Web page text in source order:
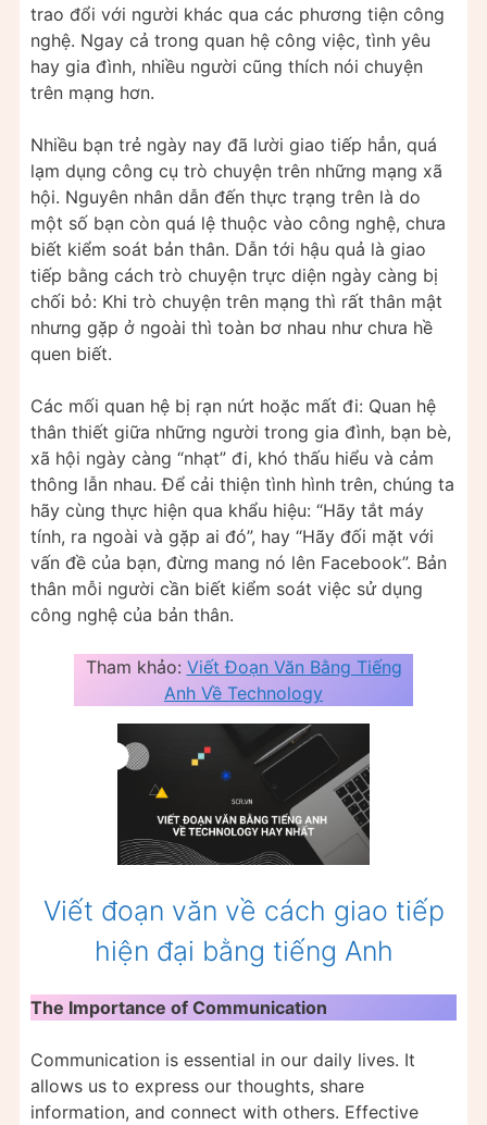
trao đổi với người khác qua các phương tiện công
nghệ. Ngay cả trong quan hệ công việc, tình yêu
hay gia đình, nhiều người cũng thích nói chuyện
trên mạng hơn.
Nhiều bạn trẻ ngày nay đã lười giao tiếp hẳn, quá
lạm dụng công cụ trò chuyện trên những mạng xã
hội. Nguyên nhân dẫn đến thực trạng trên là do
một số bạn còn quá lệ thuộc vào công nghệ, chưa
biết kiểm soát bản thân. Dẫn tới hậu quả là giao
tiếp bằng cách trò chuyện trực diện ngày càng bị
chối bỏ: Khi trò chuyện trên mạng thì rất thân mật
nhưng gặp ở ngoài thì toàn bơ nhau như chưa hề
quen biết.
Các mối quan hệ bị rạn nứt hoặc mất đi: Quan hệ
thân thiết giữa những người trong gia đình, bạn bè,
xã hội ngày càng “nhạt” đi, khó thấu hiểu và cảm
thông lẫn nhau. Để cải thiện tình hình trên, chúng ta
hãy cùng thực hiện qua khẩu hiệu: “Hãy tắt máy
tính, ra ngoài và gặp ai đó”, hay “Hãy đối mặt với
vấn đề của bạn, đừng mang nó lên Facebook”. Bản
thân mỗi người cần biết kiểm soát việc sử dụng
công nghệ của bản thân.
Tham khảo: Viết Đoạn Văn Bằng Tiếng
Anh Về Technology
Viết đoạn văn về cách giao tiếp
hiện đại bằng tiếng Anh
The Importance of Communication
Communication is essential in our daily lives. It
allows us to express our thoughts, share
information, and connect with others. Effective